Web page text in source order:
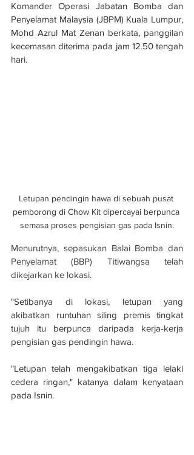
Komander Operasi Jabatan Bomba dan
Penyelamat Malaysia (JBPM) Kuala Lumpur,
Mohd Azrul Mat Zenan berkata, panggilan
kecemasan diterima pada jam 12.50 tengah
hari.
Letupan pendingin hawa di sebuah pusat
pemborong di Chow Kit dipercayai berpunca
semasa proses pengisian gas pada Isnin.
Menurutnya, sepasukan Balai Bomba dan
Penyelamat (BBP) Titiwangsa telah
dikejarkan ke lokasi.
"Setibanya di lokasi, letupan yang
akibatkan runtuhan siling premis tingkat
tujuh itu berpunca daripada kerja-kerja
pengisian gas pendingin hawa.
"Letupan telah mengakibatkan tiga lelaki
cedera ringan," katanya dalam kenyataan
pada Isnin.